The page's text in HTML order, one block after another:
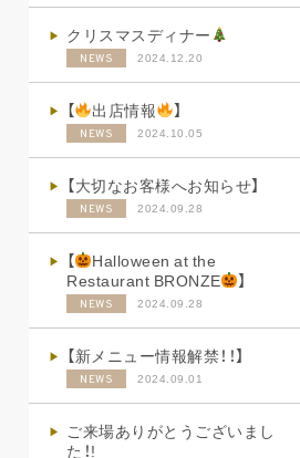
クリスマスディナー
NEWS 2024.12.20
【 出店情報 】
NEWS 2024.10.05
【大切なお客様へお知らせ】
NEWS 2024.09.28
【
Halloween at the
Restaurant BRONZE
】
NEWS 2024.09.28
【新メニュー情報解禁！！】
NEWS 2024.09.01
ご来場ありがとうございまし
た！!